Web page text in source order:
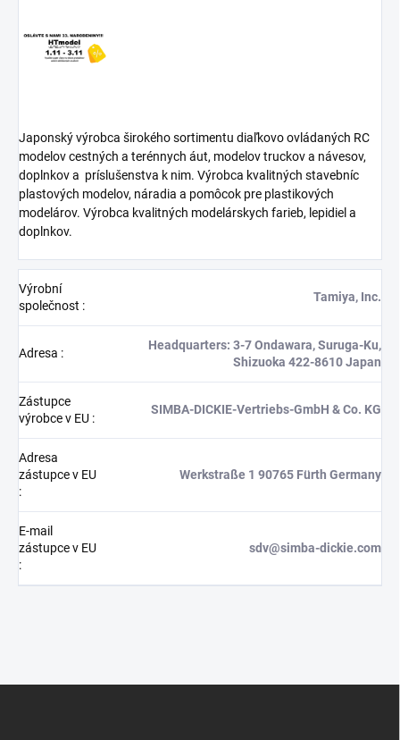
Japonský výrobca širokého sortimentu diaľkovo ovládaných RC
modelov cestných a terénnych áut, modelov truckov a návesov,
doplnkov a príslušenstva k nim. Výrobca kvalitných stavebníc
plastových modelov, náradia a pomôcok pre plastikových
modelárov. Výrobca kvalitných modelárskych farieb, lepidiel a
doplnkov.
Výrobní
společnost :
Tamiya, Inc.
Adresa :
Headquarters: 3-7 Ondawara, Suruga-Ku,
Shizuoka 422-8610 Japan
Zástupce
výrobce v EU :
SIMBA-DICKIE-Vertriebs-GmbH & Co. KG
Adresa
zástupce v EU
:
Werkstraße 1 90765 Fürth Germany
E-mail
zástupce v EU
:
sdv@simba-dickie.com